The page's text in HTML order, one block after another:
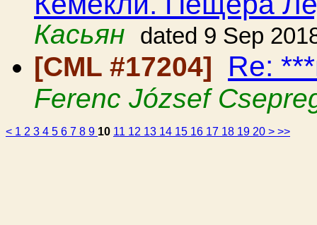
Касьян
dated 9 Sep
[CML #17204] Re:
Ferenc József
< 1 2 3 4 5 6 7 8 9 10 11 12 13 14 15 16 17 18 19 20 > >>